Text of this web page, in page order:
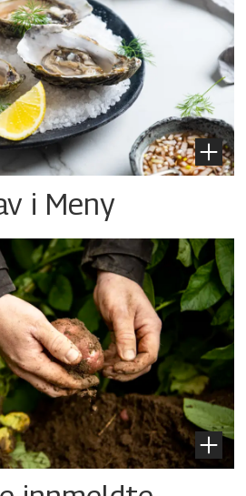
i Meny